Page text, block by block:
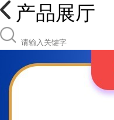
产品展厅